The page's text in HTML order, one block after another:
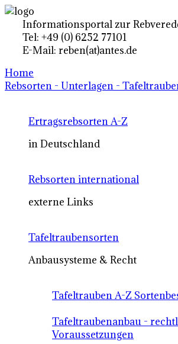
Informationsportal zur
Tel: +49 (0) 6252 77101
E-Mail: reben(at)antes.de
Home
Rebsorten - Unterlagen -
Ertragsrebsorten A-Z
in Deutschland
Rebsorten international
externe Links
Tafeltraubensorten
Anbausysteme & Recht
Tafeltrauben A-Z
Tafeltraubenanbau -
Voraussetzungen